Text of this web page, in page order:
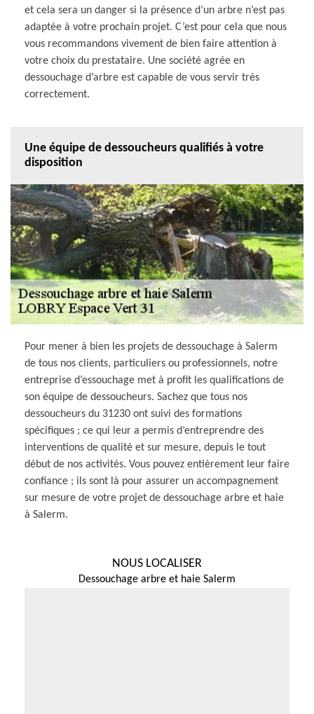
et cela sera un danger si la présence d’un arbre n’est pas
adaptée à votre prochain projet. C’est pour cela que nous
vous recommandons vivement de bien faire attention à
votre choix du prestataire. Une société agrée en
dessouchage d’arbre est capable de vous servir très
correctement.
Une équipe de dessoucheurs qualifiés à votre
disposition
Pour mener à bien les projets de dessouchage à Salerm
de tous nos clients, particuliers ou professionnels, notre
entreprise d’essouchage met à profit les qualifications de
son équipe de dessoucheurs. Sachez que tous nos
dessoucheurs du 31230 ont suivi des formations
spécifiques ; ce qui leur a permis d’entreprendre des
interventions de qualité et sur mesure, depuis le tout
début de nos activités. Vous pouvez entièrement leur faire
confiance ; ils sont là pour assurer un accompagnement
sur mesure de votre projet de dessouchage arbre et haie
à Salerm.
NOUS LOCALISER
Dessouchage arbre et haie Salerm